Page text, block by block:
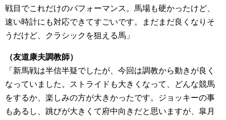
戦目でこれだけのパフォーマンス。馬場も硬かったけど、
速い時計にも対応できてすごいです。まだまだ良くなりそ
うだけど、クラシックを狙える馬」
（友道康夫調教師）
「新馬戦は半信半疑でしたが、今回は調教から動きが良く
なっていました。ストライドも大きくなって、どんな競馬
をするか、楽しみの方が大きかったです。ジョッキーの事
もあるし、跳びが大きくて府中向きだと思いますが、皐月